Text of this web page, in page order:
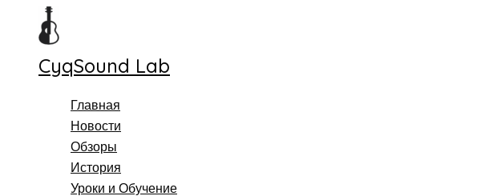
Перейти
содержимому
CyqSound Lab
Главная
Новости
Обзоры
История
Уроки и Обучение